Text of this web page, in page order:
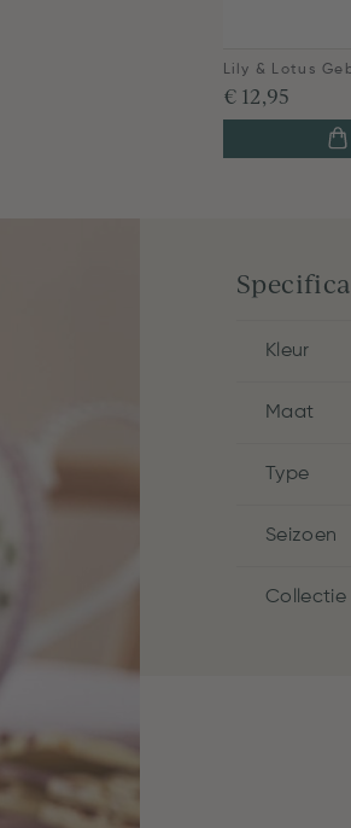
€ 12,95
Kleur
Maat
Type
Seizoen
Collectie